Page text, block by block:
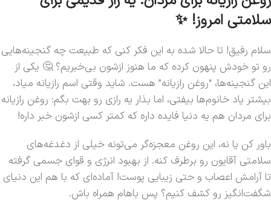
سلامتی امروز! ✨
سلام رفیق! تا حالا شده به این فکر کنی که طبیعت چه گنجینه‌هایی
رو تو خودش پنهون کرده که ما هنوز ازشون بی‌خبریم؟ 🤔 یکی از
این گنجینه‌ها، “روغن رازیانه” هست. شاید وقتی اسم رازیانه میاد،
بیشتر یاد خانوم‌ها بیفتی، اما بذار یه رازی رو بهت بگم: روغن رازیانه
برای مردان هم یه دنیا فایده داره که کمتر کسی ازشون خبر داره!
باور کن یا نه، این روغن معجزه‌گر می‌تونه خیلی از دغدغه‌های
سلامتی آقایون رو برطرف کنه. از بهبود انرژی و قوای جسمی گرفته
تا آرامش اعصاب و حتی زیبایی پوست! آماده‌ای که با هم این دنیای
شگفت‌انگیز رو کشف کنیم؟ پس باهام همراه باش.